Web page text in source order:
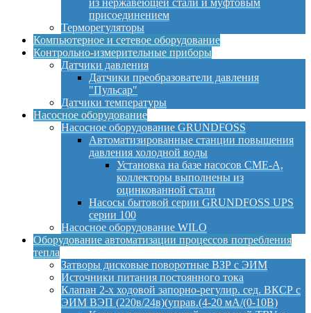
из нержавеющей стали и муфтовым
присоединением
Терморегуляторы
Компьютерное и сетевое оборудование
Контрольно-измерительные приборы
Датчики давления
Датчики преобразователи давления
"Пульсар"
Датчики температуры
Насосное оборудование
Насосное оборудование GRUNDFOSS
Автоматизированные станции повышения
давления холодной воды
Установка на базе насосов CME-A,
коллекторы выполнены из
оцинкованной стали
Насосы бытовой серии GRUNDFOSS UPS
серии 100
Насосное оборудование WILO
Оборудование автоматизации процессов потребления
тепла
Затворы дисковые поворотные ВЗР с ЭИМ
Источники питания постоянного тока
Клапан 2-х ходовой запорно-регулир. сед. ВКСР с
ЭИМ ВЭП (220в/24в)(управ.(4-20 мА/(0-10В)